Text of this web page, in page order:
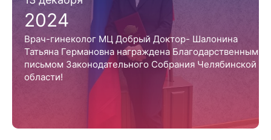
2024
Врач-гинеколог МЦ Добрый Доктор- Шалонина
Татьяна Германовна награждена Благодарственным
письмом Законодательного Собрания Челябинской
области!